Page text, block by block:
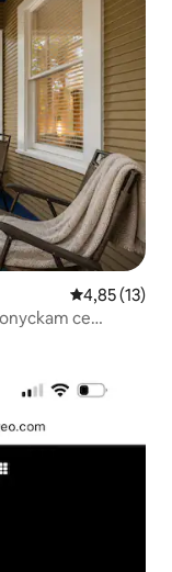
Средна
4,85 (13)
се